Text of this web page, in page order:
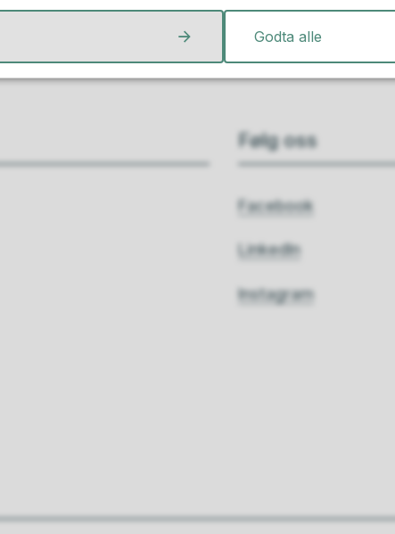
Følg oss
Facebook
LinkedIn
Instagram
Godta alle